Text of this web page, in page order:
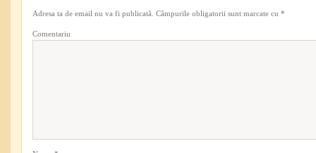
Adresa ta de email nu va fi publicată. Câmpurile obligatorii sunt marcate cu *
Comentariu